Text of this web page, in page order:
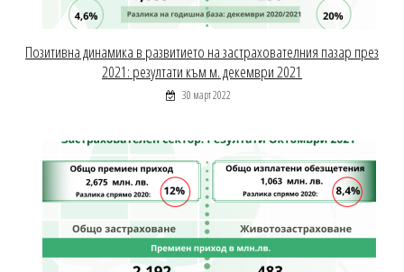
Позитивна динамика в развитието на застрахователния пазар през
2021: резултати към м. декември 2021
30 март 2022